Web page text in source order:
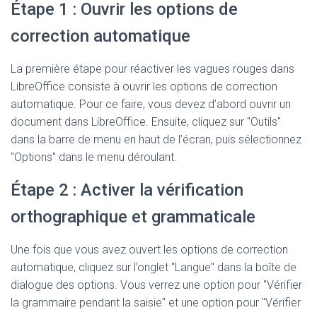
Étape 1 : Ouvrir les options de
correction automatique
La première étape pour réactiver les vagues rouges dans
LibreOffice consiste à ouvrir les options de correction
automatique. Pour ce faire, vous devez d’abord ouvrir un
document dans LibreOffice. Ensuite, cliquez sur "Outils"
dans la barre de menu en haut de l’écran, puis sélectionnez
"Options" dans le menu déroulant.
Étape 2 : Activer la vérification
orthographique et grammaticale
Une fois que vous avez ouvert les options de correction
automatique, cliquez sur l’onglet "Langue" dans la boîte de
dialogue des options. Vous verrez une option pour "Vérifier
la grammaire pendant la saisie" et une option pour "Vérifier